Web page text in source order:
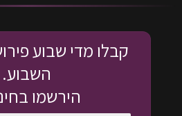
קבלו מדי שבוע
השבוע.
הירשמו